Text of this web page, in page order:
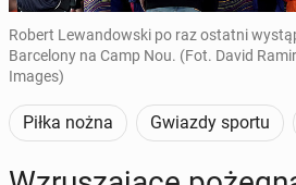
Robert Lewandowski po raz ostatni
Barcelony na Camp Nou. (Fot. David
Images)
Piłka nożna Gwiazdy sportu